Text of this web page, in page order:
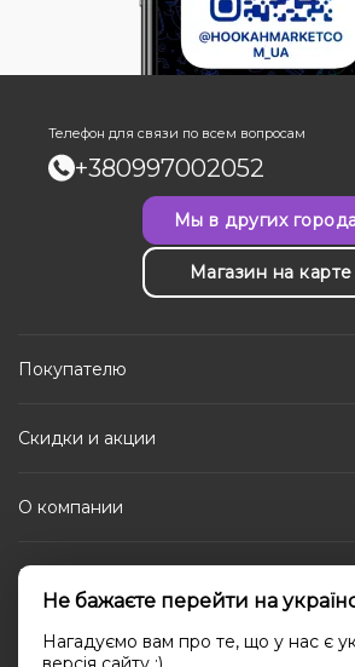
Телефон для связи по всем вопросам
+380997002052
Мы в других
Магазин на карте
Покупателю
Скидки и акции
О компании
Каталог
Социальные сети
Не бажаєте перейти на
Нагадуємо вам про те, що у нас є